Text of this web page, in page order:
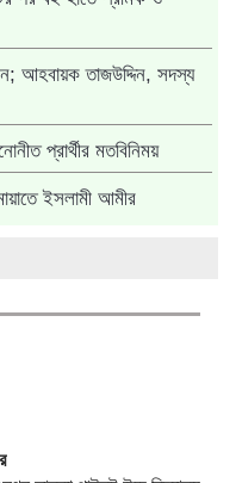
আহবায়ক তাজউদ্দিন, সদস্য
প্রার্থীর মতবিনিময়
ইসলামী আমীর